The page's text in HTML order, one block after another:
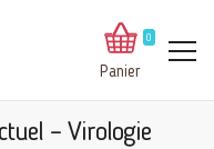
0
Panier
– Virologie